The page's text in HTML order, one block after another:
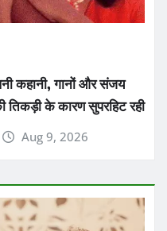
कहानी, गानों और संजय
तिकड़ी के कारण सुपरहिट रही
Aug 9, 2026